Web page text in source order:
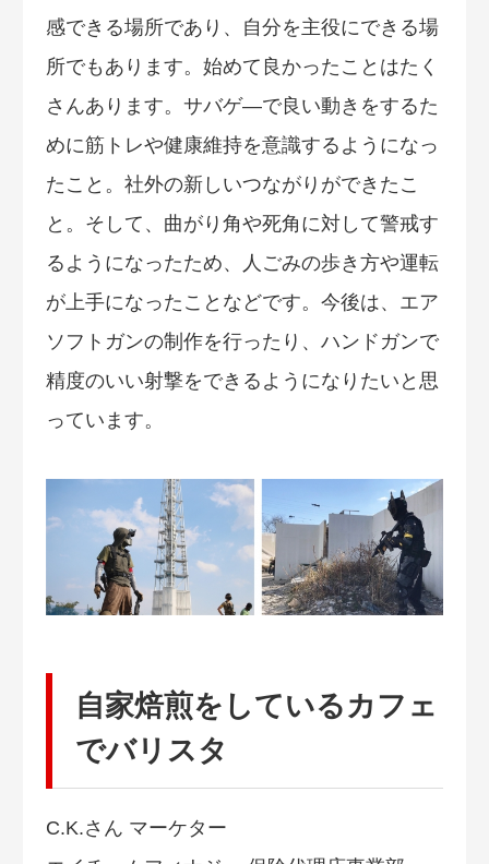
感できる場所であり、自分を主役にできる場
所でもあります。始めて良かったことはたく
さんあります。サバゲ―で良い動きをするた
めに筋トレや健康維持を意識するようになっ
たこと。社外の新しいつながりができたこ
と。そして、曲がり角や死角に対して警戒す
るようになったため、人ごみの歩き方や運転
が上手になったことなどです。今後は、エア
ソフトガンの制作を行ったり、ハンドガンで
精度のいい射撃をできるようになりたいと思
っています。
自家焙煎をしているカフェ
でバリスタ
C.K.さん マーケター